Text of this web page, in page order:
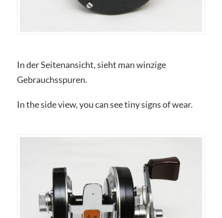
In der Seitenansicht, sieht man winzige
Gebrauchsspuren.
In the side view, you can see tiny signs of wear.